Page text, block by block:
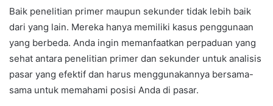
Baik penelitian primer maupun sekunder tidak lebih baik
dari yang lain. Mereka hanya memiliki kasus penggunaan
yang berbeda. Anda ingin memanfaatkan perpaduan yang
sehat antara penelitian primer dan sekunder untuk analisis
pasar yang efektif dan harus menggunakannya bersama-
sama untuk memahami posisi Anda di pasar.